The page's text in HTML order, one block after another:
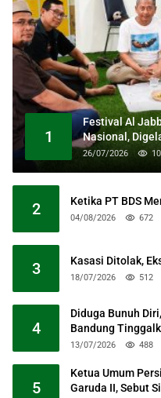
1
Festival Al
Nasional,
Masjid Raya Al
26/07/2026
2 Ketika PT BDS
04/08/2026 672
3 Kasasi Ditolak,
18/07/2026 512
4
Diduga Bunuh
Bandung
13/07/2026 488
5
Ketua Umum
Garuda II, Sebut